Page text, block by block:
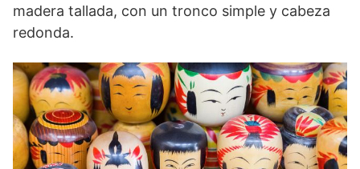
madera tallada, con un tronco simple y cabeza
redonda.